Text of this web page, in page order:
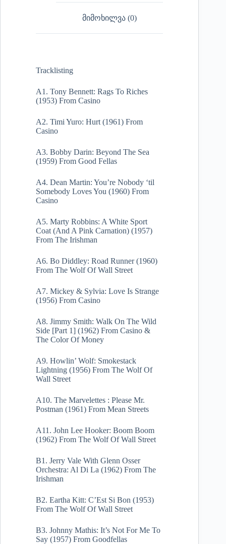
მიმოხილვა (0)
Tracklisting
A1. Tony Bennett: Rags To Riches
(1953) From Casino
A2. Timi Yuro: Hurt (1961) From
Casino
A3. Bobby Darin: Beyond The Sea
(1959) From Good Fellas
A4. Dean Martin: You’re Nobody ‘til
Somebody Loves You (1960) From
Casino
A5. Marty Robbins: A White Sport
Coat (And A Pink Carnation) (1957)
From The Irishman
A6. Bo Diddley: Road Runner (1960)
From The Wolf Of Wall Street
A7. Mickey & Sylvia: Love Is Strange
(1956) From Casino
A8. Jimmy Smith: Walk On The Wild
Side [Part 1] (1962) From Casino &
The Color Of Money
A9. Howlin’ Wolf: Smokestack
Lightning (1956) From The Wolf Of
Wall Street
A10. The Marvelettes : Please Mr.
Postman (1961) From Mean Streets
A11. John Lee Hooker: Boom Boom
(1962) From The Wolf Of Wall Street
B1. Jerry Vale With Glenn Osser
Orchestra: Al Di La (1962) From The
Irishman
B2. Eartha Kitt: C’Est Si Bon (1953)
From The Wolf Of Wall Street
B3. Johnny Mathis: It’s Not For Me To
Say (1957) From Goodfellas